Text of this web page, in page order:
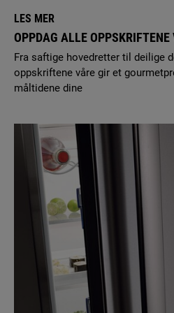
LES MER
OPPDAG ALLE OPPSKRIFTENE
Fra saftige hovedretter til deilige
oppskriftene våre gir et
måltidene dine